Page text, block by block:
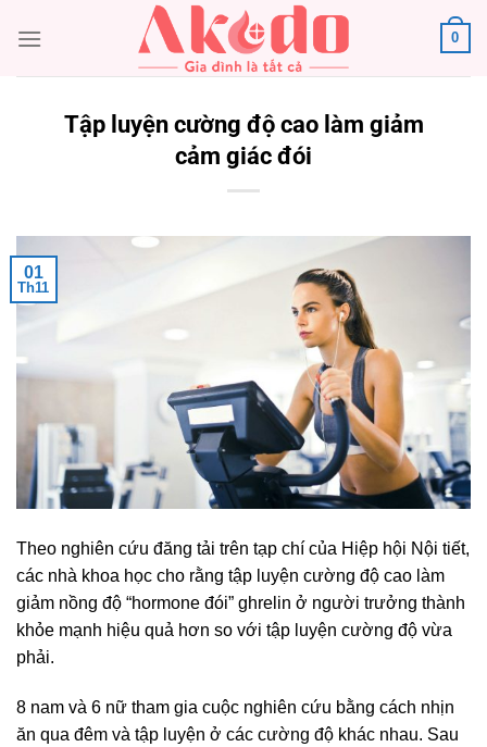
đến
0
Tập luyện cường độ cao làm giảm
cảm giác đói
01
Th11
Theo nghiên cứu đăng tải trên tạp chí của Hiệp hội Nội tiết,
các nhà khoa học cho rằng tập luyện cường độ cao làm
giảm nồng độ “hormone đói” ghrelin ở người trưởng thành
khỏe mạnh hiệu quả hơn so với tập luyện cường độ vừa
phải.
8 nam và 6 nữ tham gia cuộc nghiên cứu bằng cách nhịn
ăn qua đêm và tập luyện ở các cường độ khác nhau. Sau